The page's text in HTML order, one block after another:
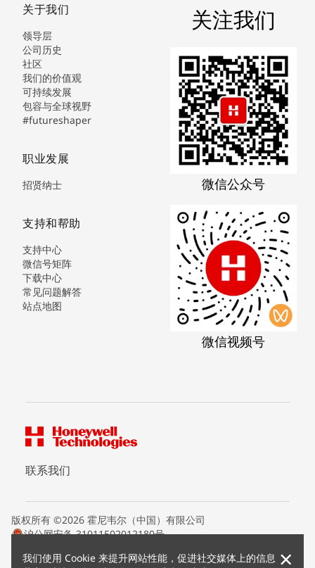
我们使用 Cookie 来提升网站性能，促进社交媒体上的信息 ×
关于我们
领导层
公司历史
社区
我们的价值观
可持续发展
包容与全球视野
#futureshaper
职业发展
招贤纳士
支持和帮助
支持中心
微信号矩阵
下载中心
常见问题解答
站点地图
关注我们
微信公众号
微信视频号
联系我们
版权所有 ©2026 霍尼韦尔（中国）有限公司
沪公网安备 31011502012180号
条款条约